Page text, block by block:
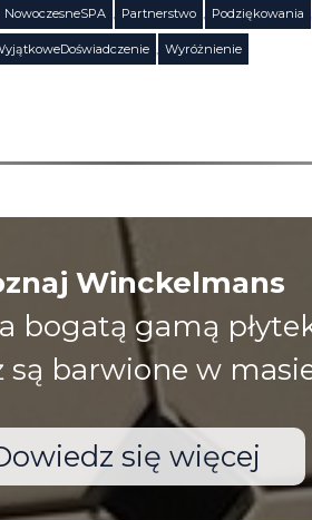
NowoczesneSPA , Partnerstwo , Podziękowania ,
, Wyróżnienie
Winckelmans
bogatą gamą
są barwione w
się więcej